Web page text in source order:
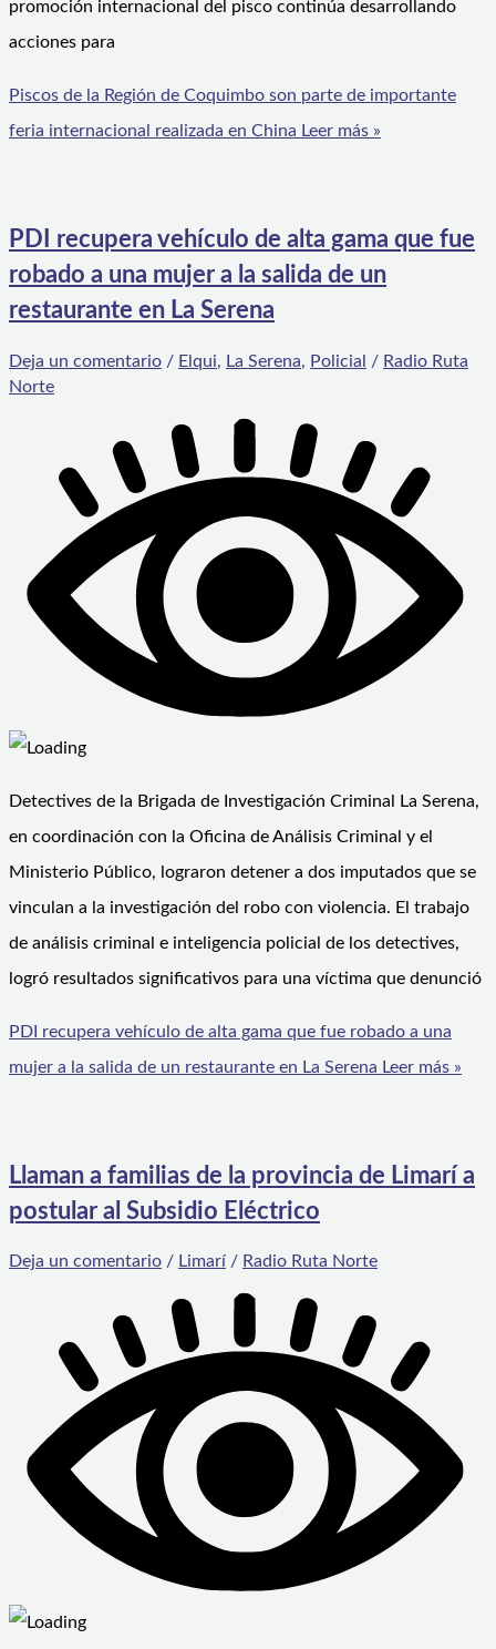
promoción internacional del pisco continúa desarrollando
acciones para
Piscos de la Región de Coquimbo son parte de importante
feria internacional realizada en China Leer más »
PDI recupera vehículo de alta gama que fue
robado a una mujer a la salida de un
restaurante en La Serena
Deja un comentario / Elqui, La Serena, Policial / Radio Ruta
Norte
Detectives de la Brigada de Investigación Criminal La Serena,
en coordinación con la Oficina de Análisis Criminal y el
Ministerio Público, lograron detener a dos imputados que se
vinculan a la investigación del robo con violencia. El trabajo
de análisis criminal e inteligencia policial de los detectives,
logró resultados significativos para una víctima que denunció
PDI recupera vehículo de alta gama que fue robado a una
mujer a la salida de un restaurante en La Serena Leer más »
Llaman a familias de la provincia de Limarí a
postular al Subsidio Eléctrico
Deja un comentario / Limarí / Radio Ruta Norte